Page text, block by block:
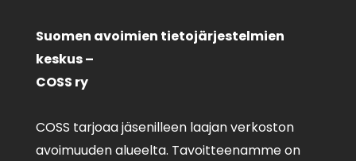
Suomen avoimien tietojärjestelmien
keskus –
COSS ry
COSS tarjoaa jäsenilleen laajan verkoston
avoimuuden alueelta. Tavoitteenamme on